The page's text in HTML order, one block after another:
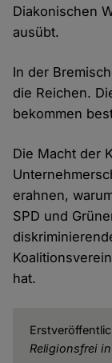
Diakonischen
ausübt.
In der
die Reichen.
bekommen
Die Macht der
erahnen,
SPD und
hat.
Religionsfrei